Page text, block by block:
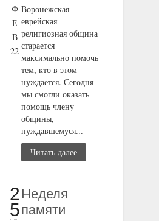
Ф
Е
В
22
Воронежская
еврейская
религиозная община
старается
максимально помочь
тем, кто в этом
нуждается. Сегодня
мы смогли оказать
помощь члену
общины,
нуждавшемуся...
Читать далее
2
5
Неделя
памяти